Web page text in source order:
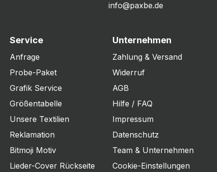
info@paxbe.de
Service
Anfrage
Probe-Paket
Grafik Service
Größentabelle
Unsere Textilien
Reklamation
Bitmoji Motiv
Lieder-Cover Rückseite
Unternehmen
Zahlung & Versand
Widerruf
AGB
Hilfe / FAQ
Impressum
Datenschutz
Team & Unternehmen
Cookie-Einstellungen